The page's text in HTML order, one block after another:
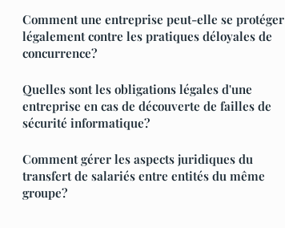
Comment une entreprise peut-elle se protéger
légalement contre les pratiques déloyales de
concurrence?
Quelles sont les obligations légales d'une
entreprise en cas de découverte de failles de
sécurité informatique?
Comment gérer les aspects juridiques du
transfert de salariés entre entités du même
groupe?